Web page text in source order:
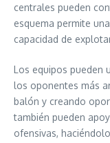
centrales pueden
esquema permite
capacidad de
Los equipos pueden
los oponentes más
balón y creando
también pueden
ofensivas,